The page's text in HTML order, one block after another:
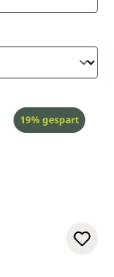
Rabatt
19% gespart